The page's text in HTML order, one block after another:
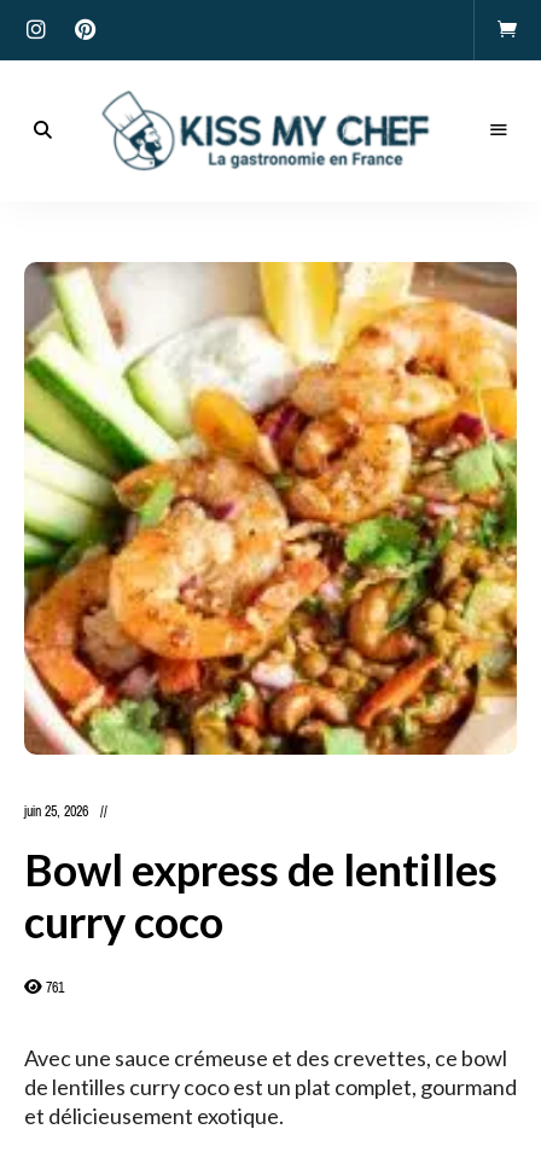
My
Chef
juin 25, 2026
Bowl express de lentilles
curry coco
761
Avec une sauce crémeuse et des crevettes, ce bowl
de lentilles curry coco est un plat complet, gourmand
et délicieusement exotique.